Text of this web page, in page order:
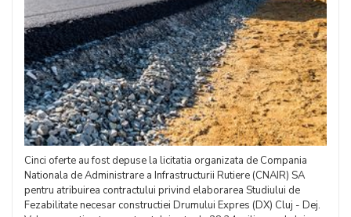
Cinci oferte au fost depuse la licitatia organizata de Compania
Nationala de Administrare a Infrastructurii Rutiere (CNAIR) SA
pentru atribuirea contractului privind elaborarea Studiului de
Fezabilitate necesar constructiei Drumului Expres (DX) Cluj - Dej.